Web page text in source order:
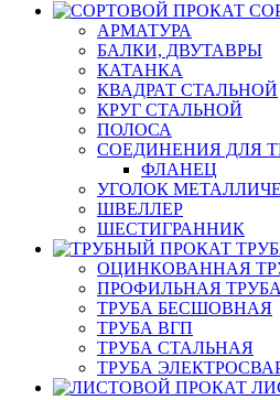
АРМАТУРА
БАЛКИ, ДВУТАВРЫ
КАТАНКА
КВАДРАТ СТАЛЬНОЙ
КРУГ СТАЛЬНОЙ
ПОЛОСА
СОЕДИНЕНИЯ ДЛЯ
ФЛАНЕЦ
УГОЛОК
ШВЕЛЛЕР
ШЕСТИГРАННИК
ОЦИНКОВАННАЯ
ПРОФИЛЬНАЯ ТРУБА
ТРУБА БЕСШОВНАЯ
ТРУБА ВГП
ТРУБА СТАЛЬНАЯ
ТРУБА